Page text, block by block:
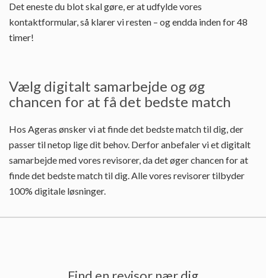
Det eneste du blot skal gøre, er at udfylde vores
kontaktformular, så klarer vi resten – og endda inden for 48
timer!
Vælg digitalt samarbejde og øg
chancen for at få det bedste match
Hos Ageras ønsker vi at finde det bedste match til dig, der
passer til netop lige dit behov. Derfor anbefaler vi et digitalt
samarbejde med vores revisorer, da det øger chancen for at
finde det bedste match til dig. Alle vores revisorer tilbyder
100% digitale løsninger.